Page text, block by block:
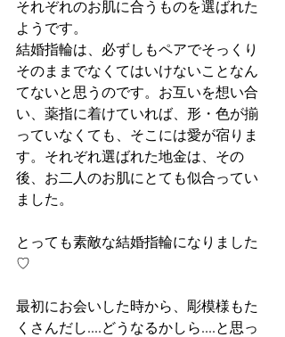
それぞれのお肌に合うものを選ばれた
ようです。
結婚指輪は、必ずしもペアでそっくり
そのままでなくてはいけないことなん
てないと思うのです。お互いを想い合
い、薬指に着けていれば、形・色が揃
っていなくても、そこには愛が宿りま
す。それぞれ選ばれた地金は、その
後、お二人のお肌にとても似合ってい
ました。
とっても素敵な結婚指輪になりました
♡
最初にお会いした時から、彫模様もた
くさんだし....どうなるかしら....と思っ